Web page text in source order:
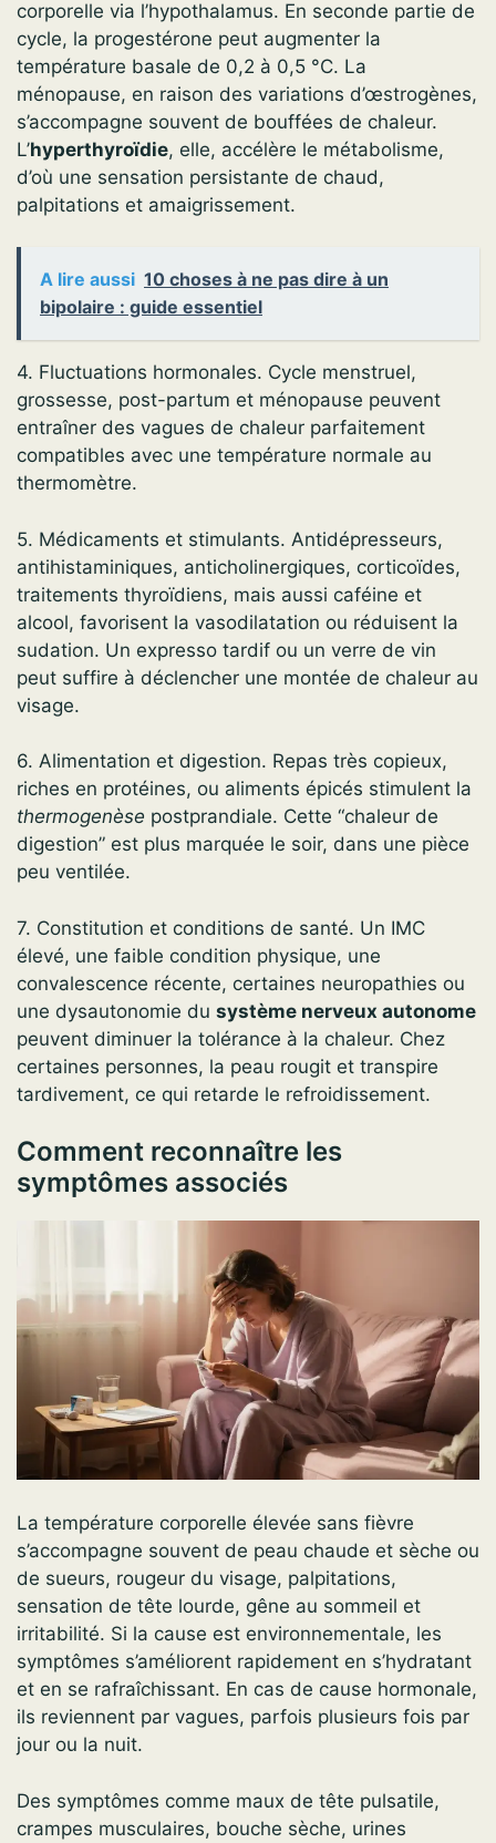
corporelle via l’hypothalamus. En seconde partie de
cycle, la progestérone peut augmenter la
température basale de 0,2 à 0,5 °C. La
ménopause, en raison des variations d’œstrogènes,
s’accompagne souvent de bouffées de chaleur.
L’hyperthyroïdie, elle, accélère le métabolisme,
d’où une sensation persistante de chaud,
palpitations et amaigrissement.
A lire aussi 10 choses à ne pas dire à un
bipolaire : guide essentiel
4. Fluctuations hormonales. Cycle menstruel,
grossesse, post-partum et ménopause peuvent
entraîner des vagues de chaleur parfaitement
compatibles avec une température normale au
thermomètre.
5. Médicaments et stimulants. Antidépresseurs,
antihistaminiques, anticholinergiques, corticoïdes,
traitements thyroïdiens, mais aussi caféine et
alcool, favorisent la vasodilatation ou réduisent la
sudation. Un expresso tardif ou un verre de vin
peut suffire à déclencher une montée de chaleur au
visage.
6. Alimentation et digestion. Repas très copieux,
riches en protéines, ou aliments épicés stimulent la
thermogenèse postprandiale. Cette “chaleur de
digestion” est plus marquée le soir, dans une pièce
peu ventilée.
7. Constitution et conditions de santé. Un IMC
élevé, une faible condition physique, une
convalescence récente, certaines neuropathies ou
une dysautonomie du système nerveux autonome
peuvent diminuer la tolérance à la chaleur. Chez
certaines personnes, la peau rougit et transpire
tardivement, ce qui retarde le refroidissement.
Comment reconnaître les
symptômes associés
La température corporelle élevée sans fièvre
s’accompagne souvent de peau chaude et sèche ou
de sueurs, rougeur du visage, palpitations,
sensation de tête lourde, gêne au sommeil et
irritabilité. Si la cause est environnementale, les
symptômes s’améliorent rapidement en s’hydratant
et en se rafraîchissant. En cas de cause hormonale,
ils reviennent par vagues, parfois plusieurs fois par
jour ou la nuit.
Des symptômes comme maux de tête pulsatile,
crampes musculaires, bouche sèche, urines